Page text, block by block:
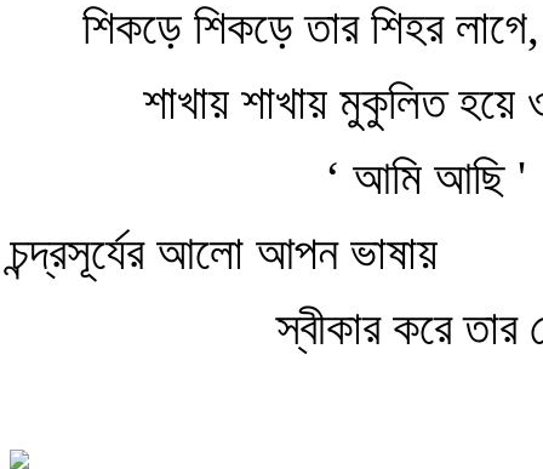
শিকড়ে শিকড়ে তার শিহর লাগে,
শাখায় শাখায় মুকুলিত হয়ে
‘ আমি আছি
চন্দ্রসূর্যের আলো আপন ভাষায়
স্বীকার করে তার